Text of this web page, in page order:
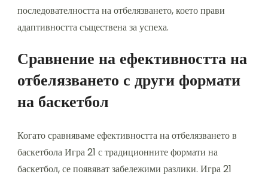
последователността на отбелязването, което прави
адаптивността съществена за успеха.
Сравнение на ефективността на
отбелязването с други формати
на баскетбол
Когато сравняваме ефективността на отбелязването в
баскетбола Игра 21 с традиционните формати на
баскетбол, се появяват забележими разлики. Игра 21